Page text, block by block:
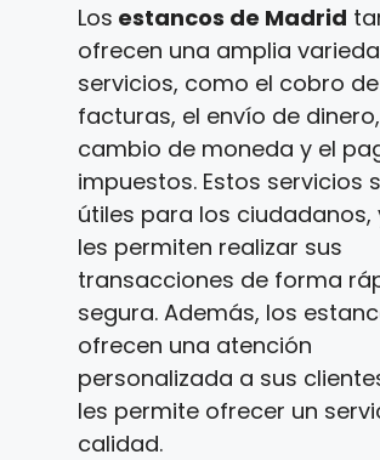
Los estancos de Madrid
ofrecen una amplia
servicios, como el cobro de
facturas, el envío de
cambio de moneda y el
impuestos. Estos servicios
útiles para los ciudadanos,
les permiten realizar sus
transacciones de forma
segura. Además, los
ofrecen una atención
personalizada a sus
les permite ofrecer un
calidad.